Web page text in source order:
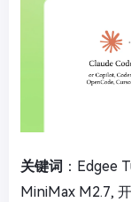
关键词 ：Edgee
MiniMax M2.7,